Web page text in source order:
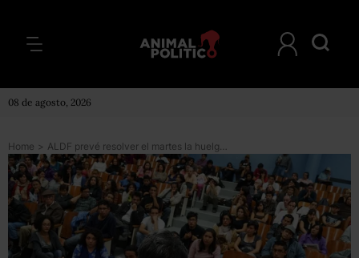
08 de agosto, 2026
Home > ALDF prevé resolver el martes la huelga en UACM